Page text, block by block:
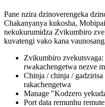
Pane nzira dzinoverengeka
Chakanyanya kukosha,
nekukurumidza Zvikumbiro
kuvatengi vako kana
Zvikumbiro
rwakachengetwa nezve
Chinja / chinja / gadzirisa
rakachengetwa
Manage "Kodzero
Port data remunhu